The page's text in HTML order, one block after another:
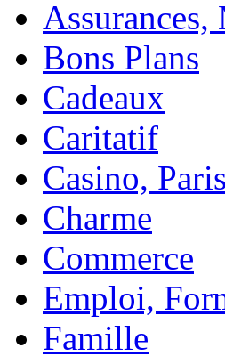
Bons Plans
Cadeaux
Caritatif
Casino,
Charme
Commerce
Emploi,
Famille